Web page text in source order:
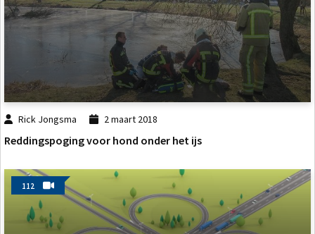
Rick Jongsma 2 maart 2018
Reddingspoging voor hond onder het ijs
112